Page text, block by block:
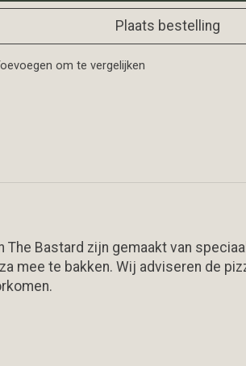
Plaats bestelling
om te vergelijken
The Bastard zijn gemaakt van
mee te bakken. Wij adviseren de